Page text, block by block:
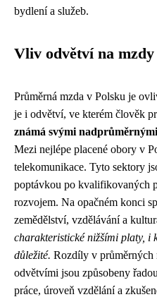
bydlení a služeb.
Vliv odvětví na mzdy
Průměrná mzda v Polsku je
je i odvětví, ve kterém člověk
známá svými
Mezi nejlépe placené obory v
telekomunikace. Tyto sektory
poptávkou po kvalifikovaných
rozvojem. Na opačném konci
zemědělství, vzdělávání a
charakteristické nižšími platy, i
důležité. Rozdíly v průměrných
odvětvími jsou způsobeny
práce, úroveň vzdělání a